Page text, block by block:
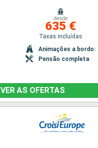
desde
635 €
Taxas incluídas
Animações a bordo:
Pensão completa
VER AS OFERTAS